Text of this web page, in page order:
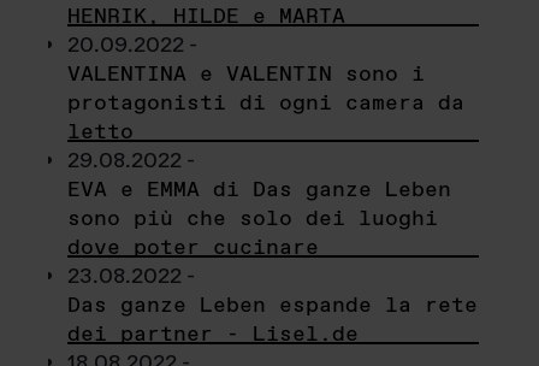
HENRIK, HILDE e MARTA
20.09.2022 -
VALENTINA e VALENTIN sono i
protagonisti di ogni camera da
letto
29.08.2022 -
EVA e EMMA di Das ganze Leben
sono più che solo dei luoghi
dove poter cucinare
23.08.2022 -
Das ganze Leben espande la rete
dei partner - Lisel.de